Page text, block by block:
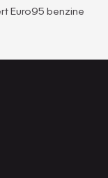
Euro95 benzine